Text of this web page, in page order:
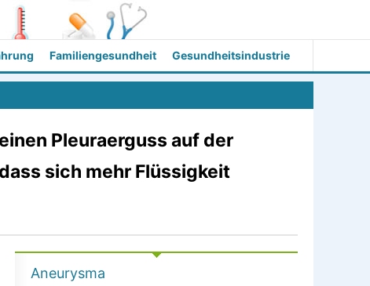
Familiengesundheit Gesundheitsindustrie
Pleuraerguss auf der
sich mehr Flüssigkeit
Aneurysma